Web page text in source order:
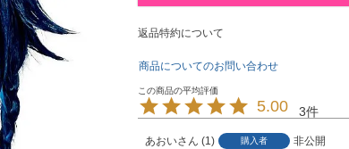
返品特約について
商品についてのお問い合わせ
5.00 3
あおい 1 購入者
非公開